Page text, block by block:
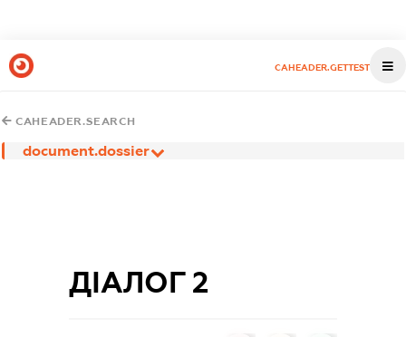
CAHEADER.GETTEST
CAHEADER.SEARCH
document.dossier
ДІАЛОГ 2